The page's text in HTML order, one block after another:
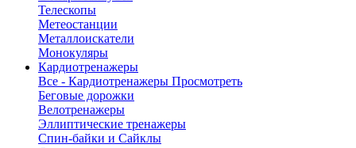
Телескопы
Метеостанции
Металлоискатели
Монокуляры
Кардиотренажеры
Все - Кардиотренажеры Просмотреть
Беговые дорожки
Велотренажеры
Эллиптические тренажеры
Спин-байки и Сайклы